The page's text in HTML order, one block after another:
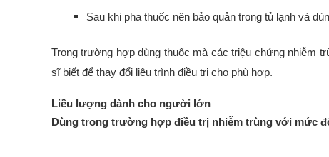
Sau khi pha thuốc nên bảo quản trong tủ lạnh và
Trong trường hợp dùng thuốc mà các triệu chứng nhiễm
sĩ biết để thay đổi liệu trình điều trị cho phù hợp.
Liều lượng dành cho người lớn
Dùng trong trường hợp điều trị nhiễm trùng với mức